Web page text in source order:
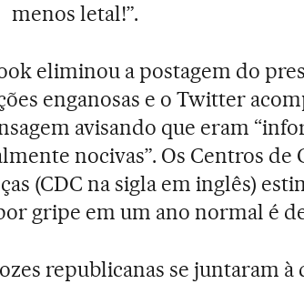
menos letal!”.
eliminou a postagem do
enganosas e o Twitter
avisando que eram
nocivas”. Os Centros de
(CDC na sigla em inglês)
gripe em um ano normal é
republicanas se juntaram